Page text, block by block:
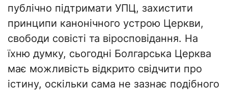
публічно підтримати УПЦ, захистити
принципи канонічного устрою Церкви,
свободи совісті та віросповідання. На
їхню думку, сьогодні Болгарська Церква
має можливість відкрито свідчити про
істину, оскільки сама не зазнає подібного